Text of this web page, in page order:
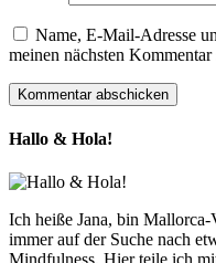
Name, E-Mail-Adresse
meinen nächsten Kommentar
Hallo & Hola!
Ich heiße Jana, bin
immer auf der Suche nach